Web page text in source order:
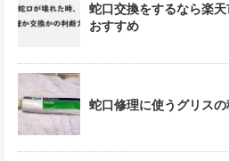
蛇口交換をするなら楽
おすすめ
蛇口修理に使うグリス